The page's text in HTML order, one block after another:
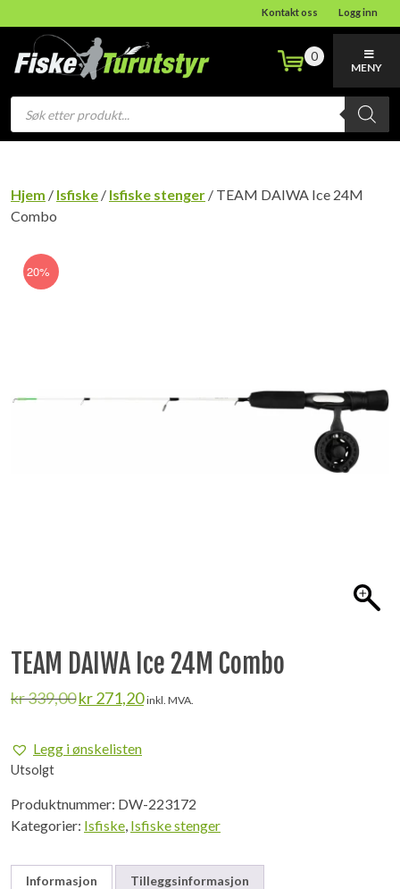
Kontakt oss Logg inn
Products
search
0
MENY
Hjem / Isfiske / Isfiske stenger / TEAM DAIWA Ice 24M
Combo
20%
TEAM DAIWA Ice 24M Combo
kr339,00 Opprinnelig
kr 339,00.
kr271,20Nåværende
inkl. MVA.
Legg i ønskelisten
Utsolgt
Produktnummer: DW-223172
Kategorier: Isfiske, Isfiske stenger
Informasjon Tilleggsinformasjon